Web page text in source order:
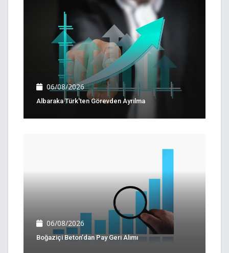
06/08/2026
Albaraka Türk'ten Görevden Ayrılma
06/08/2026
Boğaziçi Beton’dan Pay Geri Alımı